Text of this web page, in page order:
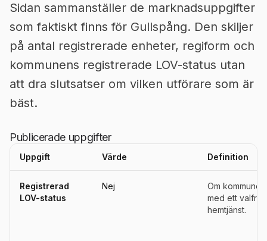
Sidan sammanställer de marknadsuppgifter
som faktiskt finns för Gullspång. Den skiljer
på antal registrerade enheter, regiform och
kommunens registrerade LOV-status utan
att dra slutsatser om vilken utförare som är
bäst.
Publicerade uppgifter
Uppgift Värde Definition
Registrerad
LOV-status
Nej
Om
med ett
hemtjänst.